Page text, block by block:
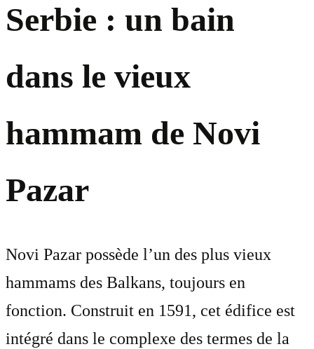
Serbie : un bain
dans le vieux
hammam de Novi
Pazar
Novi Pazar possède l’un des plus vieux
hammams des Balkans, toujours en
fonction. Construit en 1591, cet édifice est
intégré dans le complexe des termes de la